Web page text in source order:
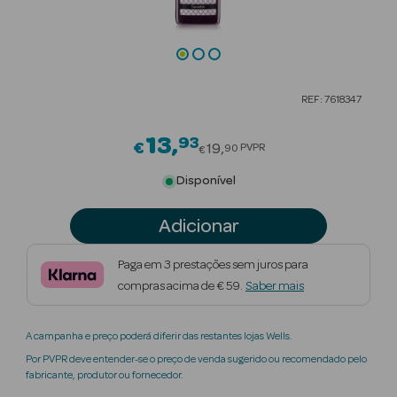
Beauty Season
Nutricosmética
Perfumes
Beauty Season
REF: 7618347
€13 93Price reduced from
€19 90 PVPR
Disponível
Adicionar
Paga em 3 prestações sem juros para
compras acima de € 59. Saber mais
A campanha e preço poderá diferir das restantes lojas Wells.
Por PVPR deve entender-se o preço de venda sugerido ou recomendado pelo
fabricante, produtor ou fornecedor.